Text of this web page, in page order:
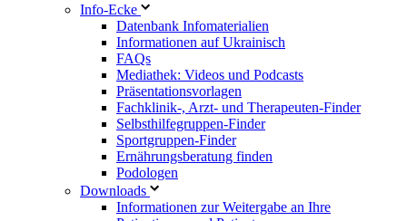
Info-Ecke
Datenbank Infomaterialien
Informationen auf Ukrainisch
FAQs
Mediathek: Videos und Podcasts
Präsentationsvorlagen
Fachklinik-, Arzt- und Therapeuten-Finder
Selbsthilfegruppen-Finder
Sportgruppen-Finder
Ernährungsberatung finden
Podologen
Downloads
Informationen zur Weitergabe an Ihre